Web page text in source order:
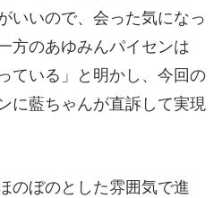
いいので、会った気になっ
方のあゆみんパイセンは
ている」と明かし、今回の
に藍ちゃんが直訴して実現
のぼのとした雰囲気で進